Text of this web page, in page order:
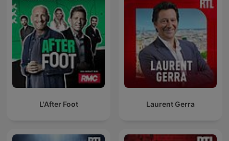
L'After Foot Laurent Gerra